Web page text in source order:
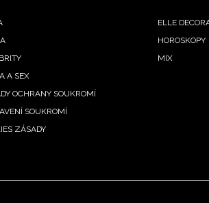
A SEX
OCHRANY SOUKROMÍ
SOUKROMÍ
ZÁSADY
ELLE
HOROSKOPY
MIX